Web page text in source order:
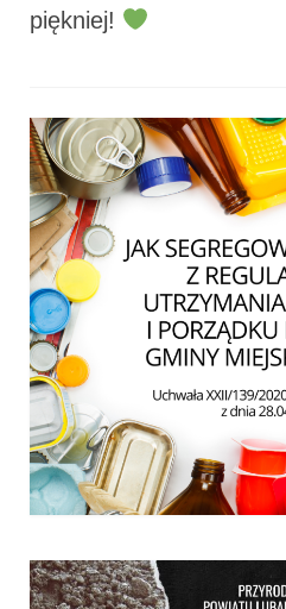
piękniej!